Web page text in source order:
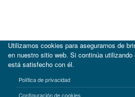
Términos de uso Aviso de privacidad
Utilizamos cookies para asegurarnos de
en nuestro sitio web. Si continúa
está satisfecho con él.
Política de privacidad
Configuración de cookies